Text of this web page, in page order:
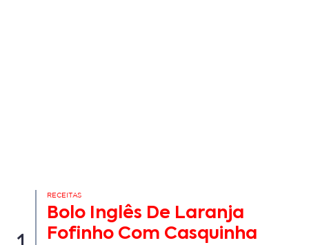
RECEITAS
Bolo Inglês De Laranja
Fofinho Com Casquinha